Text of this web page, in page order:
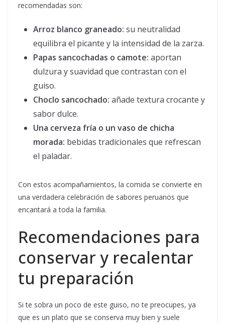
recomendadas son:
Arroz blanco graneado: su neutralidad
equilibra el picante y la intensidad de la zarza.
Papas sancochadas o camote: aportan
dulzura y suavidad que contrastan con el
guiso.
Choclo sancochado: añade textura crocante y
sabor dulce.
Una cerveza fría o un vaso de chicha
morada: bebidas tradicionales que refrescan
el paladar.
Con estos acompañamientos, la comida se convierte en
una verdadera celebración de sabores peruanos que
encantará a toda la familia.
Recomendaciones para
conservar y recalentar
tu preparación
Si te sobra un poco de este guiso, no te preocupes, ya
que es un plato que se conserva muy bien y suele